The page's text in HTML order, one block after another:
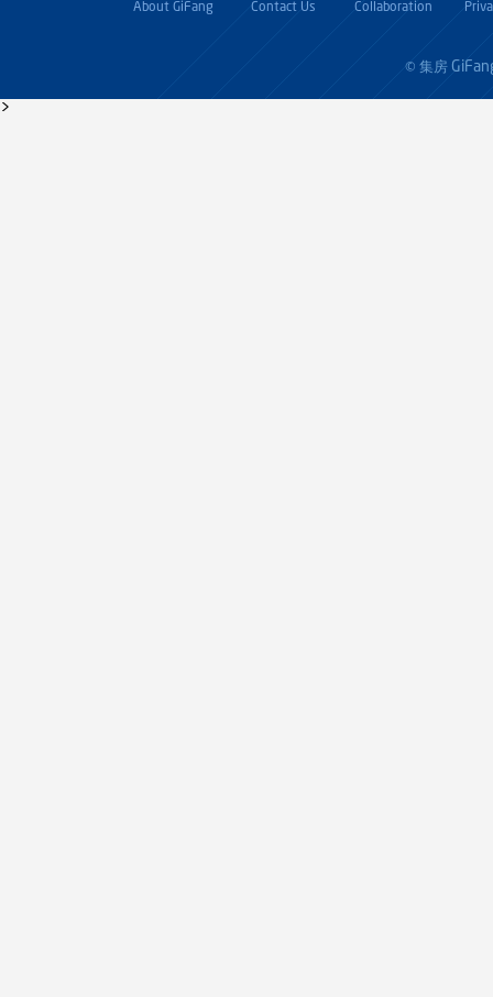
About GiFang Contact Us Collaboration
© 集房
>